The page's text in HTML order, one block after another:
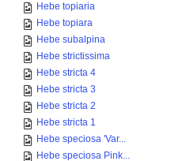
Hebe topiaria
Hebe topiara
Hebe subalpina
Hebe strictissima
Hebe stricta 4
Hebe stricta 3
Hebe stricta 2
Hebe stricta 1
Hebe speciosa 'Var...
Hebe speciosa Pink...